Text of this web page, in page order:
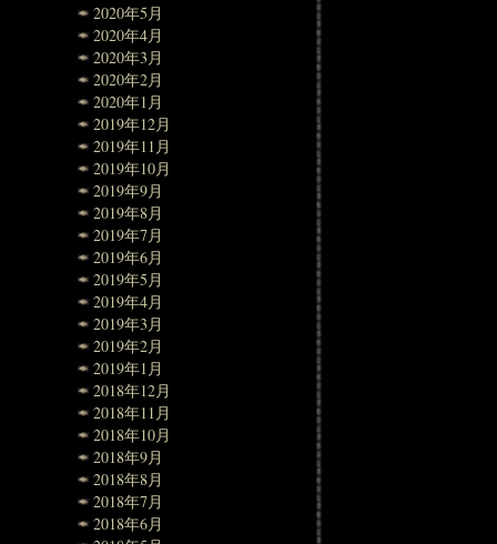
2020年5月
2020年4月
2020年3月
2020年2月
2020年1月
2019年12月
2019年11月
2019年10月
2019年9月
2019年8月
2019年7月
2019年6月
2019年5月
2019年4月
2019年3月
2019年2月
2019年1月
2018年12月
2018年11月
2018年10月
2018年9月
2018年8月
2018年7月
2018年6月